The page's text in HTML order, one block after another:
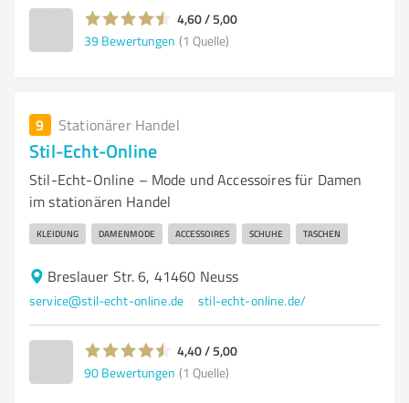
4,60 / 5,00
39 Bewertungen (1 Quelle)
9 Stationärer Handel
Stil-Echt-Online
Stil-Echt-Online – Mode und Accessoires für Damen
im stationären Handel
KLEIDUNG DAMENMODE ACCESSOIRES SCHUHE TASCHEN
Breslauer Str. 6, 41460 Neuss
service@stil-echt-online.de stil-echt-online.de/
4,40 / 5,00
90 Bewertungen (1 Quelle)